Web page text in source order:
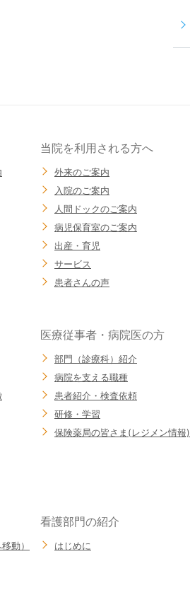
当院を利用される方へ
外来のご案内
入院のご案内
人間ドックのご案内
病児保育室のご案内
出産・育児
サービス
患者さんの声
医療従事者・病院医の方
部門（診療科）紹介
病院を支える職種
患者紹介・検査依頼
研修・学習
保険薬局の皆さま(レジメン情報)
動）
看護部門の紹介
はじめに